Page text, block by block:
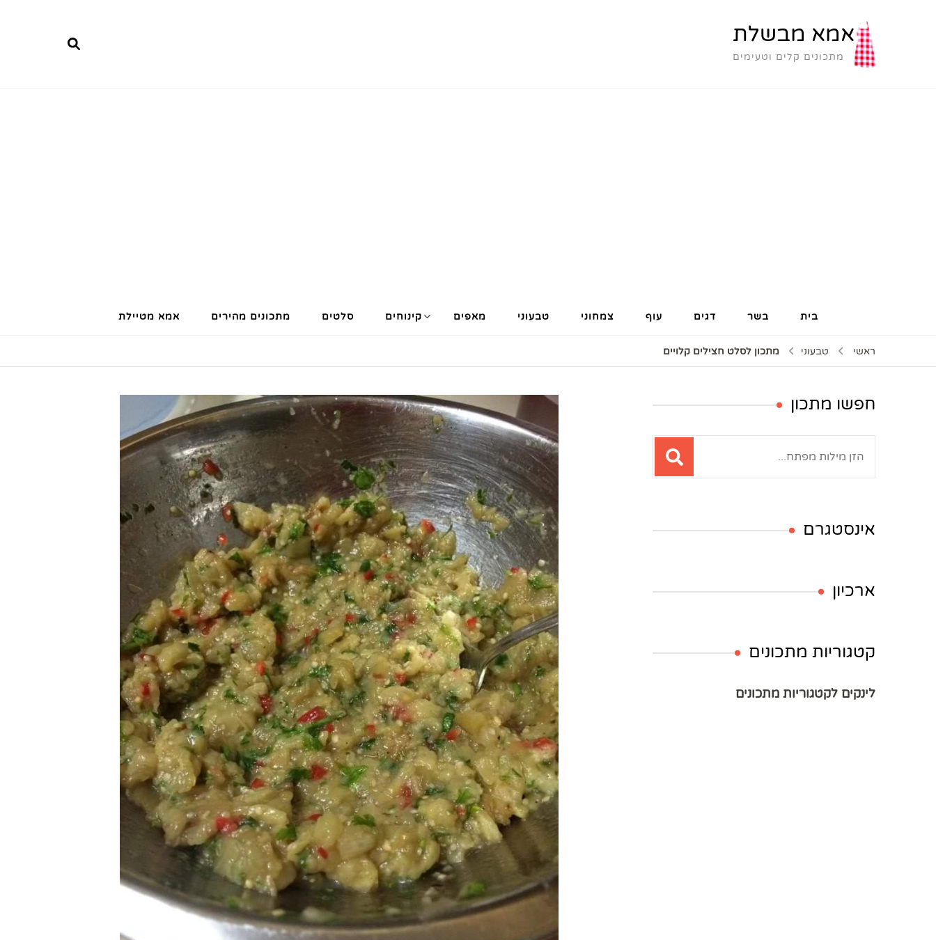
אמא מבשלת
מתכונים קלים וטעימים
בית בשר דגים עוף צמחוני טבעוני מאפים קינוחים סלטים מתכונים מהירים אמא מטיילת
ראשי טבעוני מתכון לסלט חצילים קלויים
חפשו מתכון
אינסטגרם
ארכיון
קטגוריות מתכונים
לינקים לקטגוריות מתכונים